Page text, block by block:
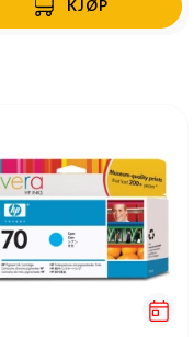
KJØP